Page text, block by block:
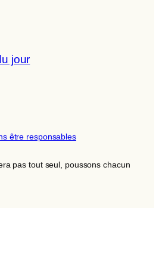
jour
être responsables
pas tout seul, poussons chacun